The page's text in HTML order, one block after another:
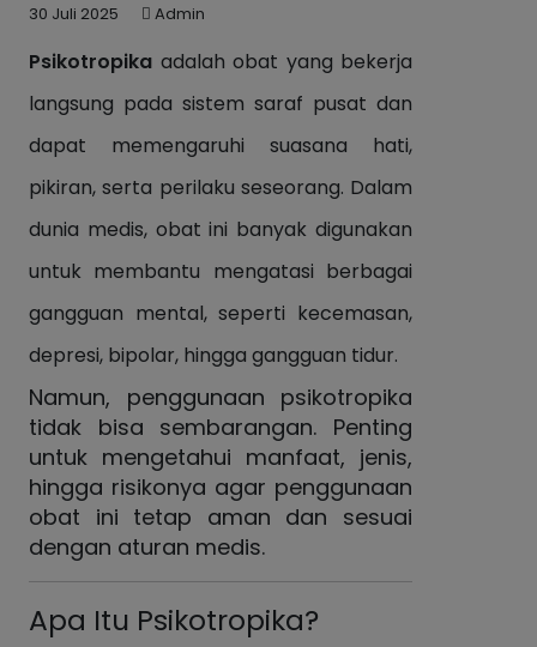
30 Juli 2025 Admin
Psikotropika adalah obat yang bekerja
langsung pada sistem saraf pusat dan
dapat memengaruhi suasana hati,
pikiran, serta perilaku seseorang. Dalam
dunia medis, obat ini banyak digunakan
untuk membantu mengatasi berbagai
gangguan mental, seperti kecemasan,
depresi, bipolar, hingga gangguan tidur.
Namun, penggunaan psikotropika
tidak bisa sembarangan. Penting
untuk mengetahui manfaat, jenis,
hingga risikonya agar penggunaan
obat ini tetap aman dan sesuai
dengan aturan medis.
Apa Itu Psikotropika?